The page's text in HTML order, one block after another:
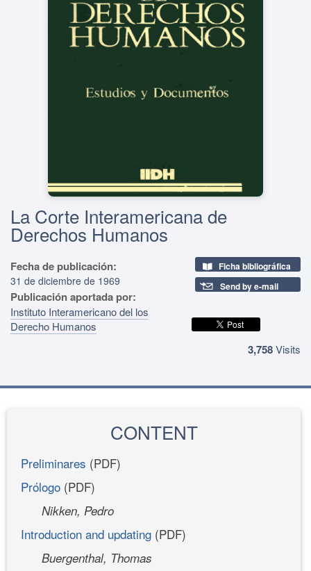
La Corte Interamericana de
Derechos Humanos
Fecha de publicación:
31 de diciembre de 1969
Publicación aportada por:
Instituto Interamericano del los
Derecho Humanos
Ficha bibliográfica
Send by e-mail
3,758Visits
CONTENT
Preliminares (PDF)
Prólogo (PDF)
Nikken, Pedro
Introduction and updating (PDF)
Buergenthal, Thomas